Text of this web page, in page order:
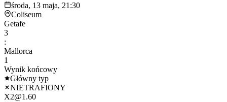
środa, 13 maja, 21:30
Coliseum
Getafe
3
:
Mallorca
1
Wynik końcowy
Główny typ
NIETRAFIONY
X2@1.60